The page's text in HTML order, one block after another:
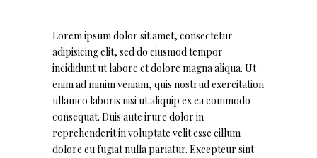
Lorem ipsum dolor sit amet, consectetur
adipisicing elit, sed do eiusmod tempor
incididunt ut labore et dolore magna aliqua. Ut
enim ad minim veniam, quis nostrud exercitation
ullamco laboris nisi ut aliquip ex ea commodo
consequat. Duis aute irure dolor in
reprehenderit in voluptate velit esse cillum
dolore eu fugiat nulla pariatur. Excepteur sint